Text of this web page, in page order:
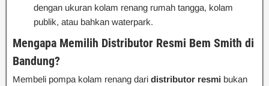
dengan ukuran kolam renang rumah tangga, kolam
publik, atau bahkan waterpark.
Mengapa Memilih Distributor Resmi Bem Smith di
Bandung?
Membeli pompa kolam renang dari distributor resmi bukan